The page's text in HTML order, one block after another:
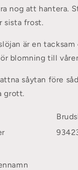
nog att hantera.
sista frost.
är en
blomning till
såytan före
grott.